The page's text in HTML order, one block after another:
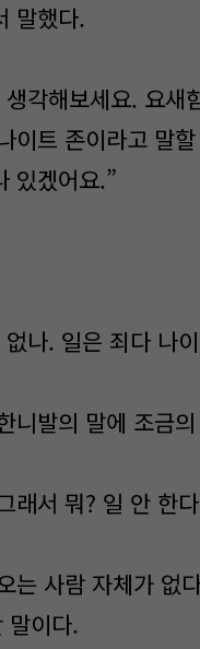
말했다.
생각해보세요. 요새
이트 존이라고 말
있겠어요.”
없나. 일은 죄다 나
니발의 말에 조금
래서 뭐? 일 안 한
는 사람 자체가 없
말이다.